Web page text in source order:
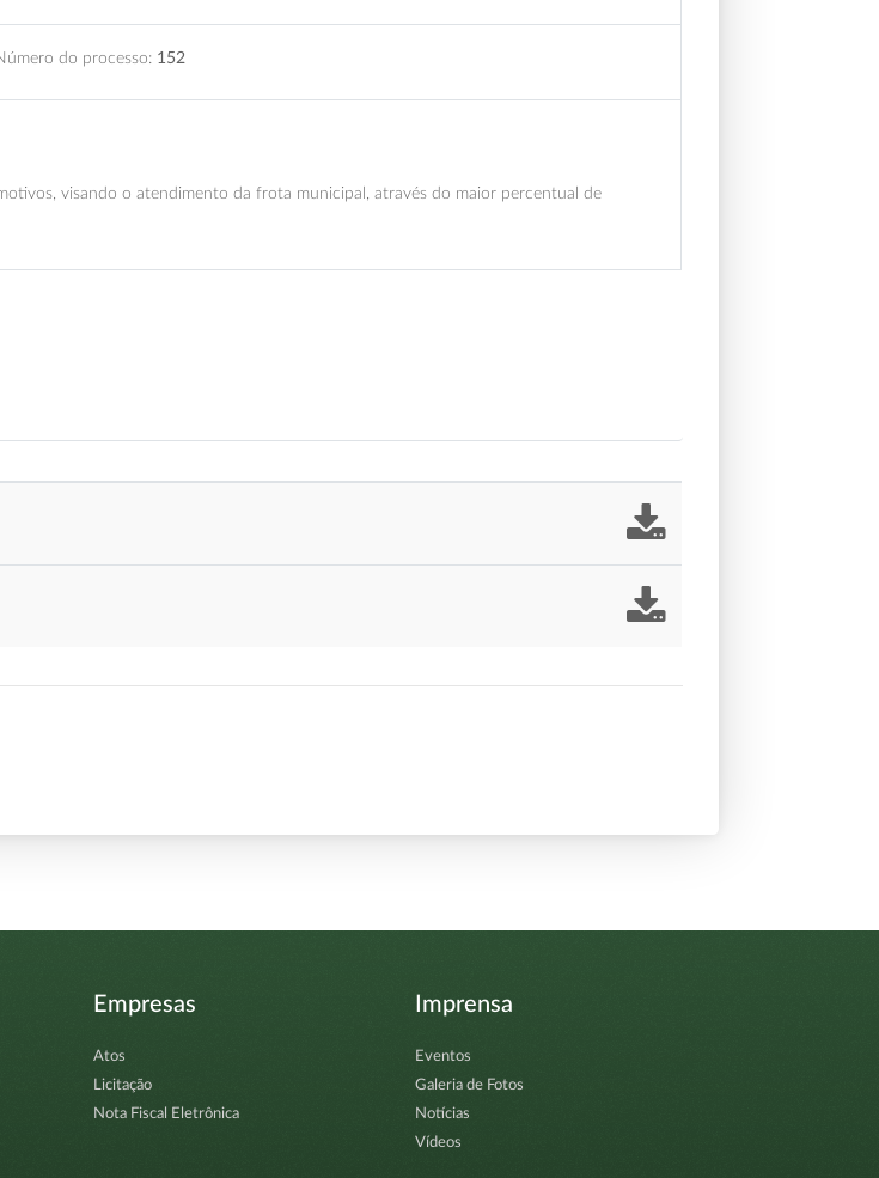
do processo: 152
visando o atendimento da frota municipal, através do maior percentual de
Empresas
Atos
Licitação
Nota Fiscal Eletrônica
Imprensa
Eventos
Galeria de Fotos
Notícias
Vídeos